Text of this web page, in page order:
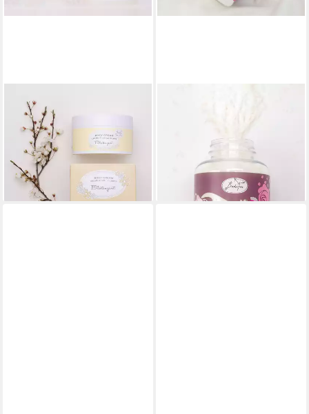
BADEFEE
Körpercreme B321040, 1-tlg.,
Luxuriöse Body Cream
Blütenzart 200 ml
13,49 €
(67,45 €/ 1 l)
lieferbar - in 6-7 Werktagen bei dir
Mandelöl und Meersalz 370 g
(28,35 €/ 1 kg)
lieferbar - in 6-7 Werktagen bei dir